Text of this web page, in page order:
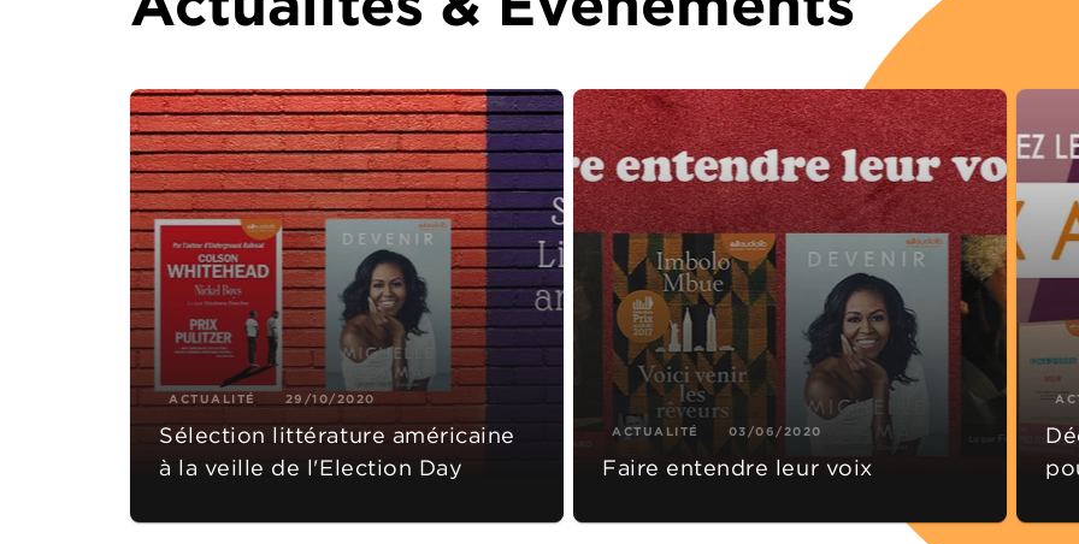
ACTUALITÉ 29/10/2020
Sélection littérature américaine
à la veille de l'Election Day
ACTUALITÉ 03/06/2020
Faire entendre leur voix